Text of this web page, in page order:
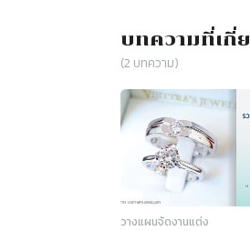
บทความที่เกี่
(2 บทความ)
วางแผนจัดงานแต่ง